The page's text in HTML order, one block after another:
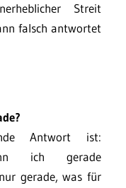
Streit
falsch antwortet
Antwort ist:
ich gerade
gerade, was für